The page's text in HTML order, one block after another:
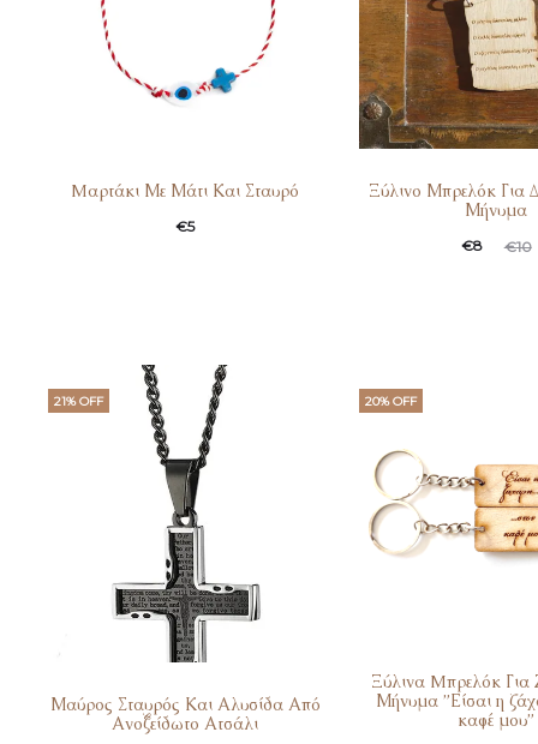
Mαρτάκι Με Μάτι Και Σταυρό
€5
Ξύλινο Μπρελόκ Για
Μήνυμα
€10
€8
21% OFF
Μαύρος Σταυρός Και Αλυσίδα Από
Ανοξείδωτο Ατσάλι
20% OFF
Ξύλινα Mπρελόκ Για
Μήνυμα ”Είσαι η
καφέ μου”